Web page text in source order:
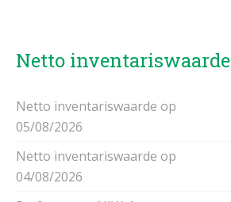
Netto inventariswaarde
Netto inventariswaarde op
05/08/2026
Netto inventariswaarde op
04/08/2026